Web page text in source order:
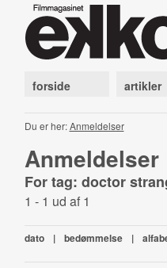
forside artikler
Du er her:Anmeldelser
Anmeldelser
For tag: doctor
1 - 1 ud af 1
dato | bedømmelse |